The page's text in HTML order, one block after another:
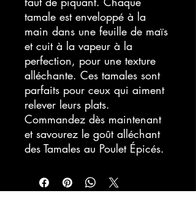
tamale est enveloppé à la
main dans une feuille de maïs
et cuit à la vapeur à la
perfection, pour une texture
alléchante. Ces tamales sont
parfaits pour ceux qui aiment
relever leurs plats.
Commandez dès maintenant
et savourez le goût alléchant
des Tamales au Poulet Épicés.